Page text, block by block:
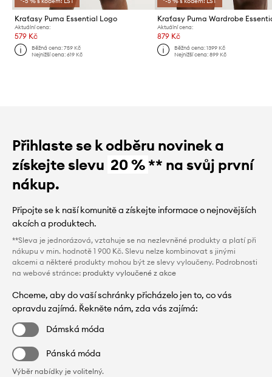
Kraťasy Puma Essential Logo
Aktuální cena:
579 Kč
Běžná cena:759 Kč
Nejnižší cena:619 Kč
Kraťasy Puma Wardrobe
Aktuální cena:
879 Kč
Běžná cena: 1399 Kč
Nejnižší cena: 899 Kč
Přihlaste se k odběru novinek a
získejte slevu 20 %** na svůj první
nákup.
Připojte se k naší komunitě a získejte informace o nejnovějších
akcích a produktech.
**Sleva je jednorázová, vztahuje se na nezlevněné produkty a platí při
nákupu v min. hodnotě 1 900 Kč. Slevu nelze kombinovat s jinými
akcemi a některé produkty mohou být ze slevy vyloučeny. Podrobnosti
na webové stránce: produkty vyloučené z akce
Chceme, aby do vaší schránky přicházelo jen to, co vás
opravdu zajímá. Řekněte nám, zda vás zajímá:
Dámská móda
Pánská móda
Výběr nabídky je volitelný.